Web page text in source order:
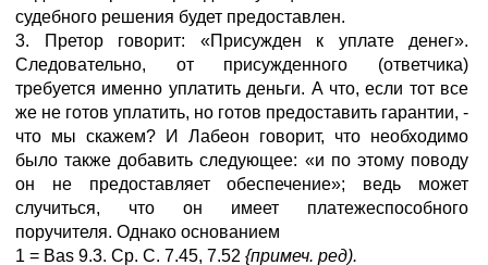
судебного решения будет предоставлен.
3. Претор говорит: «Присужден к уплате денег».
Следовательно, от присужденного (ответчика)
требуется именно уплатить деньги. А что, если тот все
же не готов уплатить, но готов предоставить гарантии, -
что мы скажем? И Лабеон говорит, что необходимо
было также добавить следующее: «и по этому поводу
он не предоставляет обеспечение»; ведь может
случиться, что он имеет платежеспособного
поручителя. Однако основанием
1 = Bas 9.3. Ср. С. 7.45, 7.52 {примеч. ред).